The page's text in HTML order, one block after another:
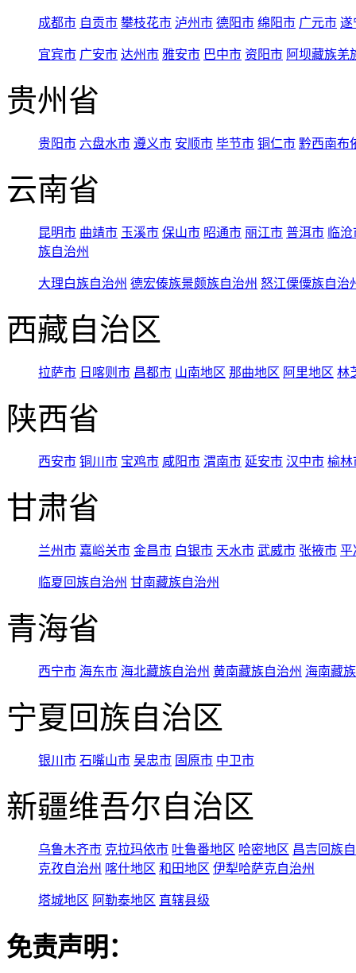
成都市 自贡市 攀枝花市 泸州市 德阳市 绵阳市 广元市 遂
宜宾市 广安市 达州市 雅安市 巴中市 资阳市 阿坝藏族羌
贵州省
贵阳市 六盘水市 遵义市 安顺市 毕节市 铜仁市 黔西南布
云南省
昆明市 曲靖市 玉溪市 保山市 昭通市 丽江市 普洱市 临
族自治州
大理白族自治州 德宏傣族景颇族自治州 怒江傈僳族自治
西藏自治区
拉萨市 日喀则市 昌都市 山南地区 那曲地区 阿里地区 林
陕西省
西安市 铜川市 宝鸡市 咸阳市 渭南市 延安市 汉中市 榆林
甘肃省
兰州市 嘉峪关市 金昌市 白银市 天水市 武威市 张掖市 平
临夏回族自治州 甘南藏族自治州
青海省
西宁市 海东市 海北藏族自治州 黄南藏族自治州 海南藏
宁夏回族自治区
银川市 石嘴山市 吴忠市 固原市 中卫市
新疆维吾尔自治区
乌鲁木齐市 克拉玛依市 吐鲁番地区 哈密地区 昌吉回族
克孜自治州 喀什地区 和田地区 伊犁哈萨克自治州
塔城地区 阿勒泰地区 直辖县级
免责声明：